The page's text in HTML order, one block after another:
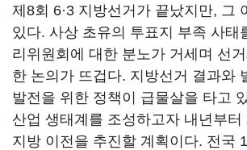
제8회 6·3 지방선거가 끝났지만, 그
있다. 사상 초유의 투표지 부족 사태
리위원회에 대한 분노가 거세며 선
한 논의가 뜨겁다. 지방선거 결과와
발전을 위한 정책이 급물살을 타고
산업 생태계를 조성하고자 내년부
지방 이전을 추진할 계획이다. 전국